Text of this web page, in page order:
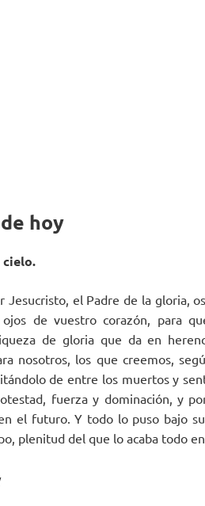
hoy
cielo.
Jesucristo, el Padre de la gloria,
de vuestro corazón, para
de gloria que da en
nosotros, los que creemos,
de entre los muertos y
fuerza y dominación, y
el futuro. Y todo lo puso bajo
plenitud del que lo acaba todo